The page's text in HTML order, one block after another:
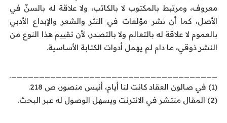
معروف، ومرتبط بالمكتوب لا بالكاتب، ولا علاقة له بالسنّ في
الأصل، كما أن نشر مؤلفات في النثر والشعر والإبداع الأدبي
بالعموم لا علاقة له بالتعالم ولا بالتصدر، لأن تقييم هذا النوع من
النشر ذوقي، ما دام لم يهمل أدوات الكتابة الأساسية.
(1) في صالون العقاد كانت لنا أيام، أنيس منصور، ص 218.
(2) المقال منتشر في الانترنت ويسهل الوصول له عبر البحث.